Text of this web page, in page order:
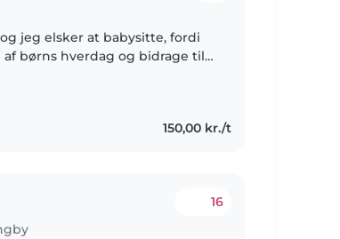
børns hverdag og bidrage til
150,00 kr./t
16